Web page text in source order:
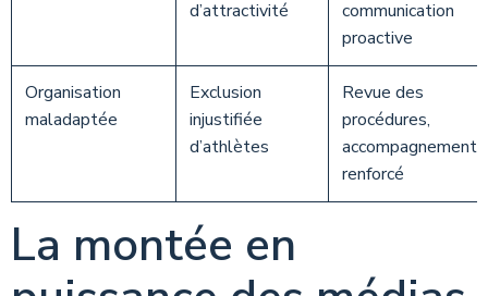
d’attractivité
communication
proactive
Organisation
maladaptée
Exclusion
injustifiée
d’athlètes
Revue des
procédures,
accompagnement
renforcé
La montée en